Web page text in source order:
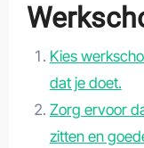
Kies
dat je doet.
Zorg ervoor
zitten en